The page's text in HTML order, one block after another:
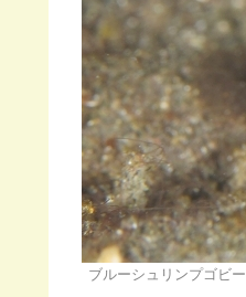
ブルーシュリンプゴビー